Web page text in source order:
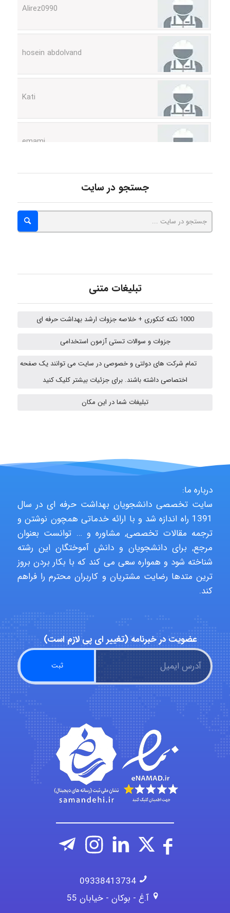
Iman Hosseini
Poubakhtiari
hosein abdolvand
Kati
emami
Iman Hosseini
Chehri
roya_boostani
amir
جستجو در سایت
تبلیغات متنی
1000 نکته کنکوری + خلاصه جزوات ارشد بهداشت حرفه ای
جزوات و سوالات تستی آزمون استخدامی
تمام شرکت های دولتی و خصوصی در سایت می توانند یک صفحه
اختصاصی داشته باشند. برای جزئیات بیشتر کلیک کنید
تبلیغات شما در این مکان
درباره ما:
سایت تخصصی دانشجویان بهداشت حرفه ای در سال
1391 راه اندازه شد و با ارائه خدماتی همچون نوشتن و
ترجمه مقالات تخصصی, مشاوره و … توانست بعنوان
مرجع, برای دانشجویان و دانش آموختگان این رشته
شناخته شود و همواره سعی می کند که با بکار بردن بروز
ترین متدها رضایت مشتریان و کاربران محترم را فراهم
کند.
عضویت در خبرنامه (تغییر ای پی لازم است)
09338413734
آ.غ - بوکان - خیابان 55